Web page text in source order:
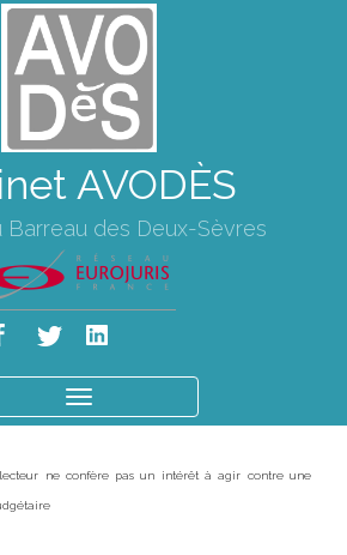
AVODÈS
Barreau des Deux-Sèvres
ne confère pas un intérêt à agir contre une